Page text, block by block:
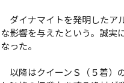
ダイナマイトを発明したア
な影響を与えたという。誠実
なった。
以降はクイーンＳ（５着）